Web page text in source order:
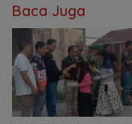
Baca Juga